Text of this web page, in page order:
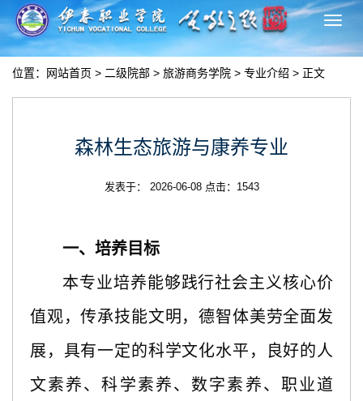
切
换
位置： 网站首页 > 二级院部 > 旅游商务学院 > 专业介绍 > 正文
森林生态旅游与康养专业
发表于： 2026-06-08 点击： 1543
一、培养目标
本专业培养能够践行社会主义核心价
值观，传承技能文明，德智体美劳全面发
展，具有一定的科学文化水平，良好的人
文素养、科学素养、数字素养、职业道